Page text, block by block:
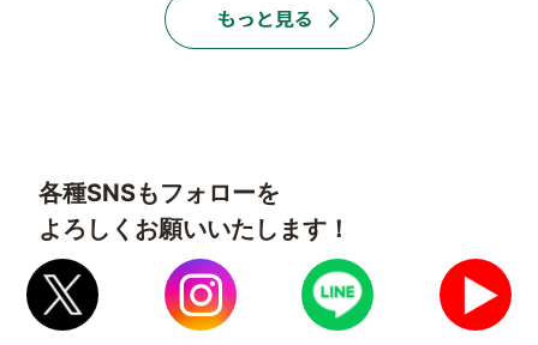
各種SNSもフォローを
よろしくお願いいたします！